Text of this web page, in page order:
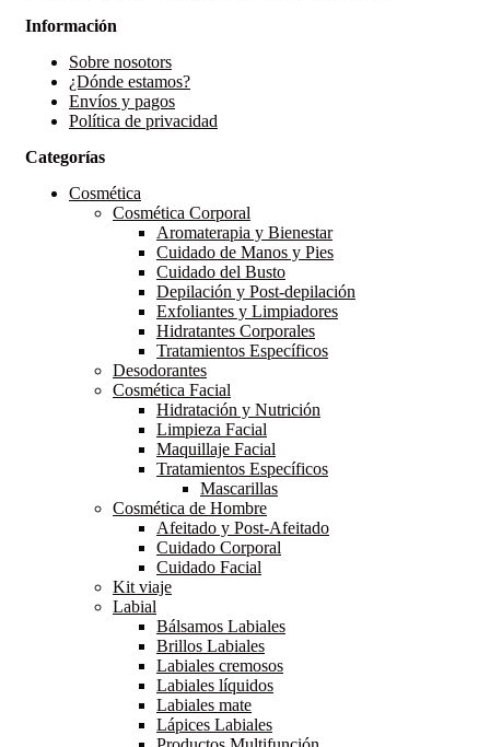
Información
Sobre nosotors
¿Dónde estamos?
Envíos y pagos
Política de privacidad
Categorías
Cosmética
Cosmética Corporal
Aromaterapia y Bienestar
Cuidado de Manos y Pies
Cuidado del Busto
Depilación y Post-depilación
Exfoliantes y Limpiadores
Hidratantes Corporales
Tratamientos Específicos
Desodorantes
Cosmética Facial
Hidratación y Nutrición
Limpieza Facial
Maquillaje Facial
Tratamientos Específicos
Mascarillas
Cosmética de Hombre
Afeitado y Post-Afeitado
Cuidado Corporal
Cuidado Facial
Kit viaje
Labial
Bálsamos Labiales
Brillos Labiales
Labiales cremosos
Labiales líquidos
Labiales mate
Lápices Labiales